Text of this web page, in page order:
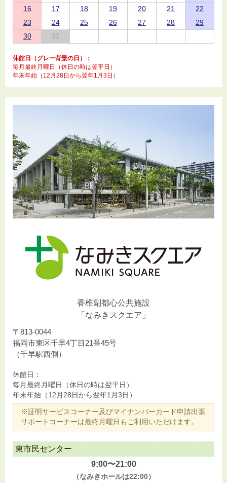
16
17 18 19 20 21
22
23
24 25 26 27 28
29
30
31
休館日（グレー背景の日）：
毎月最終月曜日（休日の時は翌平日）
年末年始（12月28日から翌年1月3日）
香椎副都心公共施設
「なみきスクエア」
〒813-0044
福岡市東区千早4丁目21番45号
（千早駅西側）
休館日：
毎月最終月曜日（休日の時は翌平日）
年末年始（12月28日から翌年1月3日）
※証明サービスコーナー及びマイナンバーカード申請出張
サポートコーナーは最終月曜日もご利用いただけます。
東市民センター
9:00〜21:00
（なみきホールは22:00）